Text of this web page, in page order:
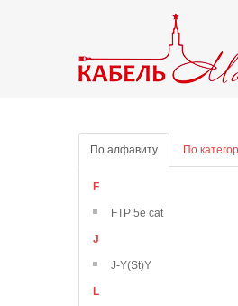
По алфавиту По
F
FTP 5e cat
J
J-Y(St)Y
L